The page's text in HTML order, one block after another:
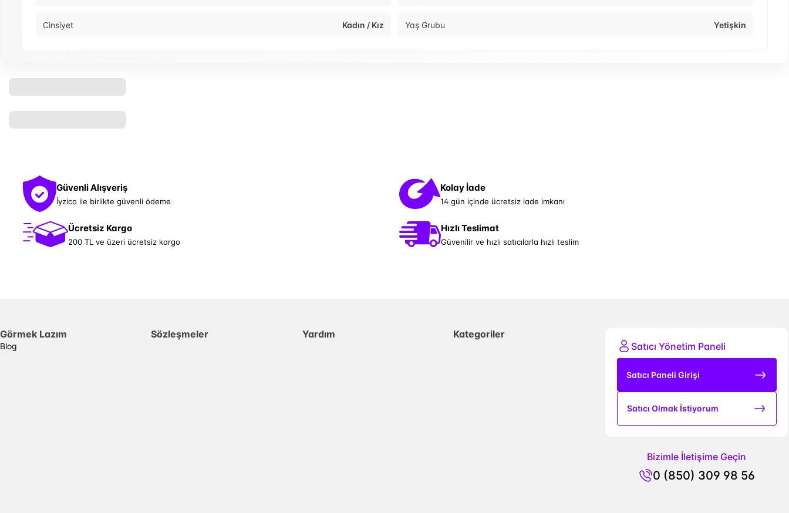
Cinsiyet Kadın / Kız Yaş Grubu Yetişkin
Güvenli Alışveriş
İyzico ile birlikte güvenli ödeme
Kolay İade
14 gün içinde ücretsiz iade imkanı
Ücretsiz Kargo
200 TL ve üzeri ücretsiz kargo
Hızlı Teslimat
Güvenilir ve hızlı satıcılarla hızlı teslim
Görmek Lazım
Blog
Sözleşmeler Yardım
Kategoriler
Satıcı Yönetim Paneli
Satıcı Paneli Girişi
Satıcı Olmak İstiyorum
Bizimle İletişime Geçin
0 (850) 309 98 56